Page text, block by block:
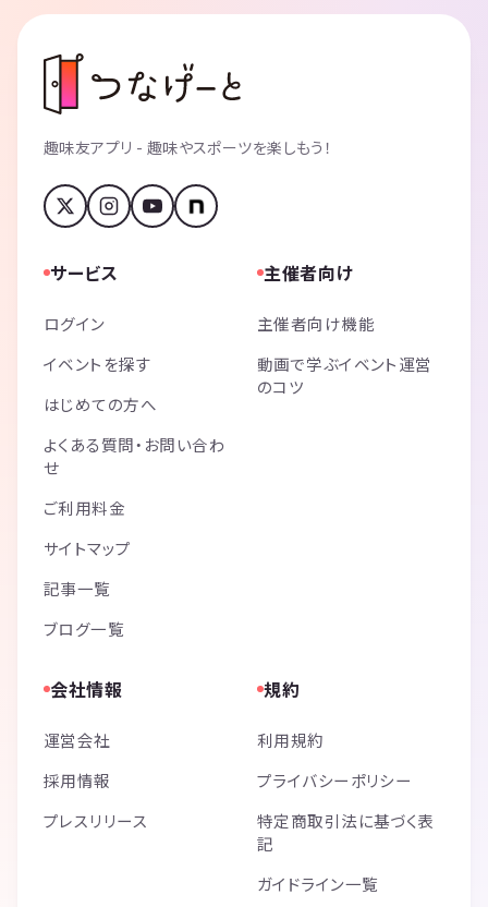
趣味友アプリ - 趣味やスポーツを楽しもう！
サービス
ログイン
イベントを探す
はじめての方へ
よくある質問・お問い合わ
せ
ご利用料金
サイトマップ
記事一覧
ブログ一覧
主催者向け
主催者向け機能
動画で学ぶイベント運営
のコツ
会社情報
運営会社
採用情報
プレスリリース
規約
利用規約
プライバシーポリシー
特定商取引法に基づく表
記
ガイドライン一覧